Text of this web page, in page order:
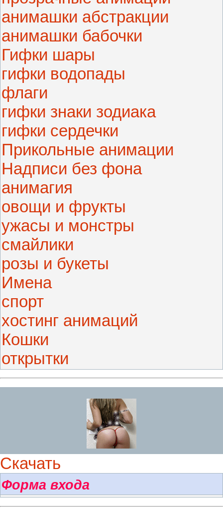
анимашки абстракции
анимашки бабочки
Гифки шары
гифки водопады
флаги
гифки знаки зодиака
гифки сердечки
Прикольные анимации
Надписи без фона
анимагия
овощи и фрукты
ужасы и монстры
смайлики
розы и букеты
Имена
спорт
хостинг анимаций
Кошки
открытки
Скачать
Форма входа